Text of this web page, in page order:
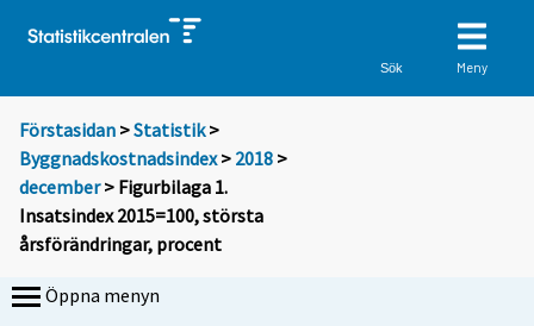
Sök Meny
Förstasidan >Statistik >
Byggnadskostnadsindex> 2018 >
december> Figurbilaga 1.
Insatsindex 2015=100, största
årsförändringar, procent
Öppna menyn